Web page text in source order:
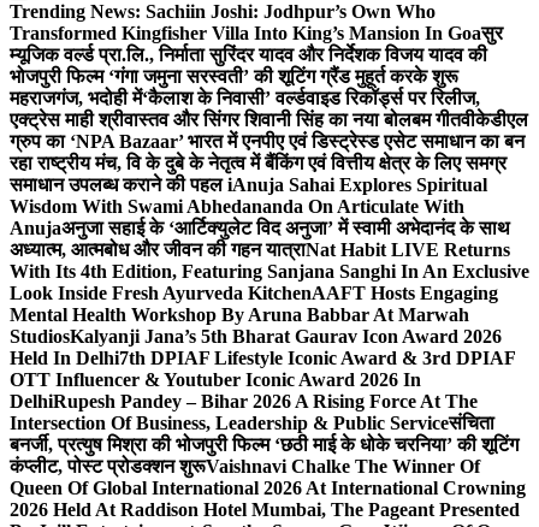
Trending News: Sachiin Joshi: Jodhpur’s Own Who
Transformed Kingfisher Villa Into King’s Mansion In Goaसुर
म्यूजिक वर्ल्ड प्रा.लि., निर्माता सुरिंदर यादव और निर्देशक विजय यादव की
भोजपुरी फिल्म ‘गंगा जमुना सरस्वती’ की शूटिंग ग्रैंड मुहूर्त करके शुरू
महराजगंज, भदोही में‘कैलाश के निवासी’ वर्ल्डवाइड रिकॉर्ड्स पर रिलीज,
एक्ट्रेस माही श्रीवास्तव और सिंगर शिवानी सिंह का नया बोलबम गीतवीकेडीएल
ग्रुप का ‘NPA Bazaar’ भारत में एनपीए एवं डिस्ट्रेस्ड एसेट समाधान का बन
रहा राष्ट्रीय मंच, वि के दुबे के नेतृत्व में बैंकिंग एवं वित्तीय क्षेत्र के लिए समग्र
समाधान उपलब्ध कराने की पहल iAnuja Sahai Explores Spiritual
Wisdom With Swami Abhedananda On Articulate With
Anujaअनुजा सहाई के ‘आर्टिक्युलेट विद अनुजा’ में स्वामी अभेदानंद के साथ
अध्यात्म, आत्मबोध और जीवन की गहन यात्राNat Habit LIVE Returns
With Its 4th Edition, Featuring Sanjana Sanghi In An Exclusive
Look Inside Fresh Ayurveda KitchenAAFT Hosts Engaging
Mental Health Workshop By Aruna Babbar At Marwah
StudiosKalyanji Jana’s 5th Bharat Gaurav Icon Award 2026
Held In Delhi7th DPIAF Lifestyle Iconic Award & 3rd DPIAF
OTT Influencer & Youtuber Iconic Award 2026 In
DelhiRupesh Pandey – Bihar 2026 A Rising Force At The
Intersection Of Business, Leadership & Public Serviceसंचिता
बनर्जी, प्रत्युष मिश्रा की भोजपुरी फिल्म ‘छठी माई के धोके चरनिया’ की शूटिंग
कंप्लीट, पोस्ट प्रोडक्शन शुरूVaishnavi Chalke The Winner Of
Queen Of Global International 2026 At International Crowning
2026 Held At Raddison Hotel Mumbai, The Pageant Presented